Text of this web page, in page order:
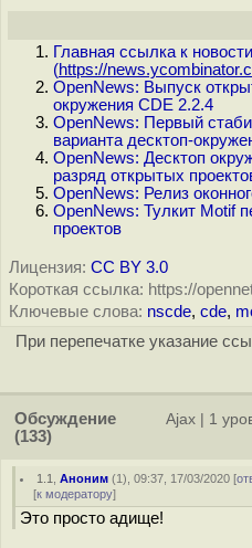
Главная ссылка к новости
(https://
OpenNews: Выпуск
окружения CDE 2.2.4
OpenNews: Первый
варианта десктоп-
OpenNews: Десктоп
разряд открытых
OpenNews: Релиз
OpenNews: Тулкит Motif
проектов
Лицензия: CC BY 3.0
Короткая ссылка: https://
Ключевые слова: nscde, cde,
При перепечатке указание
Обсуждение
(133)
Ajax 1
1.1 ,Аноним (1), 09:37, 17/03/2020 [
[к модератору]
Это просто адище!